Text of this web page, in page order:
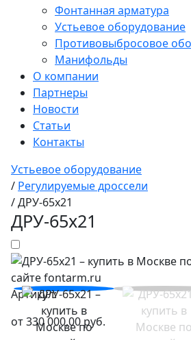
Фонтанная арматура
Устьевое оборудование
Противовыбросовое
Манифольды
О компании
Партнеры
Новости
Статьи
Контакты
Устьевое оборудование
/ Регулируемые дроссели
/ДРУ-65х21
ДРУ-65х21
Артикул:
от330 000,00руб.